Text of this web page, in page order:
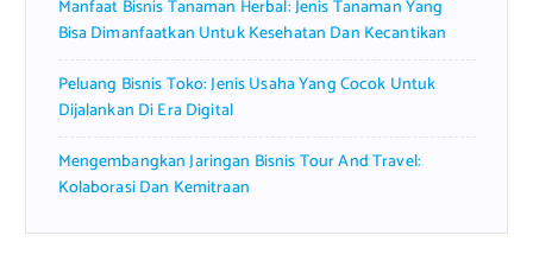
Manfaat Bisnis Tanaman Herbal: Jenis Tanaman Yang
Bisa Dimanfaatkan Untuk Kesehatan Dan Kecantikan
Peluang Bisnis Toko: Jenis Usaha Yang Cocok Untuk
Dijalankan Di Era Digital
Mengembangkan Jaringan Bisnis Tour And Travel:
Kolaborasi Dan Kemitraan